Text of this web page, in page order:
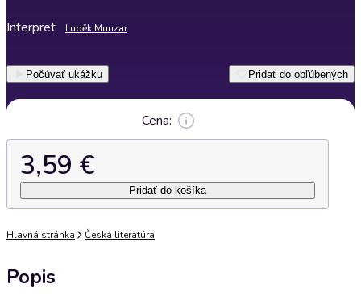
Interpret Luděk Munzar
Počúvať ukážku Pridať do obľúbených
Cena:
3,59 €
Pridať do košíka
Hlavná stránka Česká literatúra
Popis